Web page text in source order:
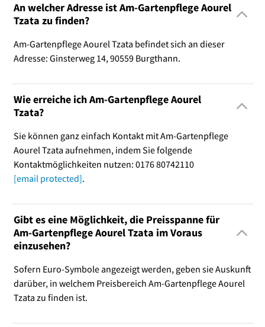
An welcher Adresse ist Am-Gartenpflege Aourel
Tzata zu finden?
Am-Gartenpflege Aourel Tzata befindet sich an dieser
Adresse: Ginsterweg 14, 90559 Burgthann.
Wie erreiche ich Am-Gartenpflege Aourel
Tzata?
Sie können ganz einfach Kontakt mit Am-Gartenpflege
Aourel Tzata aufnehmen, indem Sie folgende
Kontaktmöglichkeiten nutzen: 0176 80742110
[email protected].
Gibt es eine Möglichkeit, die Preisspanne für
Am-Gartenpflege Aourel Tzata im Voraus
einzusehen?
Sofern Euro-Symbole angezeigt werden, geben sie Auskunft
darüber, in welchem Preisbereich Am-Gartenpflege Aourel
Tzata zu finden ist.